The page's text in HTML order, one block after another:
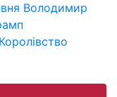
Володимир